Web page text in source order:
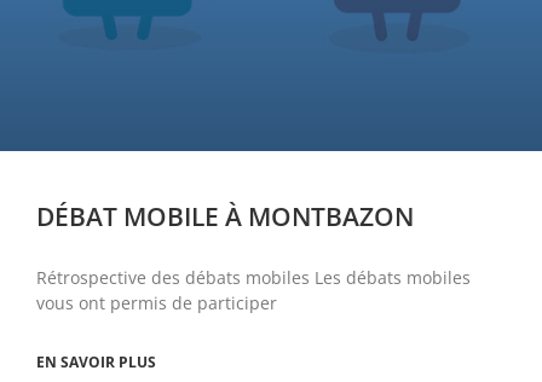
DÉBAT MOBILE À MONTBAZON
Rétrospective des débats mobiles Les débats mobiles
vous ont permis de participer
EN SAVOIR PLUS